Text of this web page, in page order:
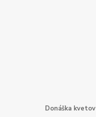
Donáška